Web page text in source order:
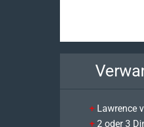
Lawrence
2 oder 3